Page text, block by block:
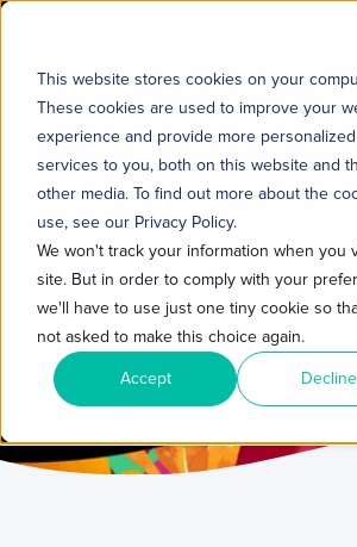
This website stores cookies on your
These cookies are used to improve your
experience and provide more personalized
services to you, both on this website and
other media. To find out more about the
use, see our Privacy Policy.
We won't track your information when you
site. But in order to comply with your
we'll have to use just one tiny cookie so
not asked to make this choice again.
Accept Decline